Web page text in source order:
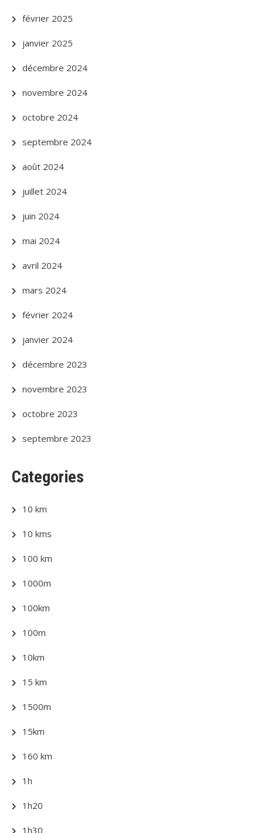
février 2025
janvier 2025
décembre 2024
novembre 2024
octobre 2024
septembre 2024
août 2024
juillet 2024
juin 2024
mai 2024
avril 2024
mars 2024
février 2024
janvier 2024
décembre 2023
novembre 2023
octobre 2023
septembre 2023
Categories
10 km
10 kms
100 km
1000m
100km
100m
10km
15 km
1500m
15km
160 km
1h
1h20
1h30